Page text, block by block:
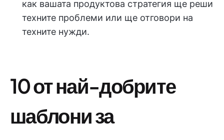
как вашата продуктова стратегия ще реши
техните проблеми или ще отговори на
техните нужди.
10 от най-добрите
шаблони за